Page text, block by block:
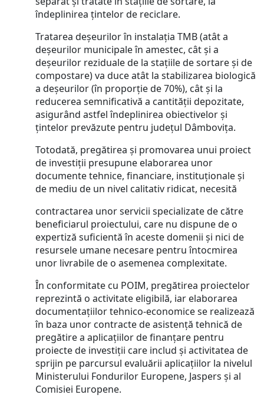
îndeplinirea țintelor de reciclare.
Tratarea deșeurilor în instalația TMB (atât a
deșeurilor municipale în amestec, cât și a
deșeurilor reziduale de la stațiile de sortare și de
compostare) va duce atât la stabilizarea biologică
a deșeurilor (în proporție de 70%), cât și la
reducerea semnificativă a cantității depozitate,
asigurând astfel îndeplinirea obiectivelor și
țintelor prevăzute pentru județul Dâmbovița.
Totodată, pregătirea și promovarea unui proiect
de investiții presupune elaborarea unor
documente tehnice, financiare, instituționale și
de mediu de un nivel calitativ ridicat, necesită
contractarea unor servicii specializate de către
beneficiarul proiectului, care nu dispune de o
expertiză suficientă în aceste domenii și nici de
resursele umane necesare pentru întocmirea
unor livrabile de o asemenea complexitate.
În conformitate cu POIM, pregătirea proiectelor
reprezintă o activitate eligibilă, iar elaborarea
documentațiilor tehnico-economice se realizează
în baza unor contracte de asistență tehnică de
pregătire a aplicațiilor de finanțare pentru
proiecte de investiții care includ și activitatea de
sprijin pe parcursul evaluării aplicațiilor la nivelul
Ministerului Fondurilor Europene, Jaspers și al
Comisiei Europene.